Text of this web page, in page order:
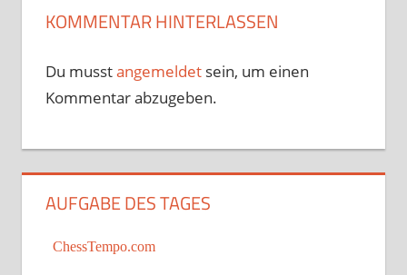
KOMMENTAR HINTERLASSEN
Du musstangemeldetsein, um einen
Kommentar abzugeben.
AUFGABE DES TAGES